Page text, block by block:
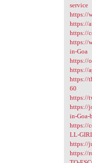
service
https://
https://
https://
https://
in-Goa
https://
https://
https://
60
https://
https://
in-Goa-
https://
LL-
https://
https://